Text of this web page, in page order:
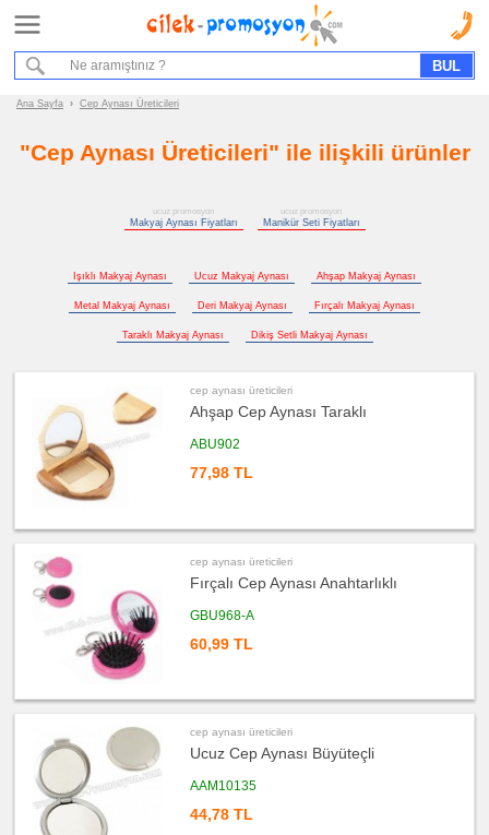
Ana Sayfa › Cep Aynası Üreticileri
"Cep Aynası Üreticileri" ile ilişkili ürünler
ucuz promosyon
Makyaj Aynası Fiyatları
ucuz promosyon
Manikür Seti Fiyatları
Işıklı Makyaj Aynası Ucuz Makyaj Aynası Ahşap Makyaj Aynası
Metal Makyaj Aynası Deri Makyaj Aynası Fırçalı Makyaj Aynası
Taraklı Makyaj Aynası Dikiş Setli Makyaj Aynası
cep aynası üreticileri
Ahşap Cep Aynası Taraklı
ABU902
77,98 TL
cep aynası üreticileri
Fırçalı Cep Aynası Anahtarlıklı
GBU968-A
60,99 TL
cep aynası üreticileri
Ucuz Cep Aynası Büyüteçli
AAM10135
44,78 TL
Ana Sayfa
Hizmet Akışımız
Promosyon
Manikür
promosyon
Manikür
Seti
ucuz
promosyon
Ajanda
promosyon
Matara
Termos
&
promosyon
promosyon
Anahtarlık
ucuz
promosyon
Hesap
Makinesi